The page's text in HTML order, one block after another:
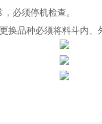
必须停机检查。
换品种必须将料斗内、